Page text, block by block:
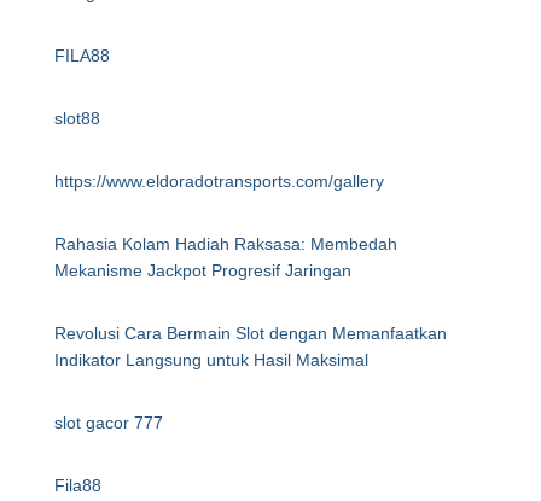
FILA88
slot88
https://www.eldoradotransports.com/gallery
Rahasia Kolam Hadiah Raksasa: Membedah
Mekanisme Jackpot Progresif Jaringan
Revolusi Cara Bermain Slot dengan Memanfaatkan
Indikator Langsung untuk Hasil Maksimal
slot gacor 777
Fila88